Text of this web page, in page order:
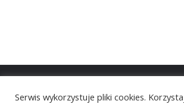
Serwis wykorzystuje pliki cookies.